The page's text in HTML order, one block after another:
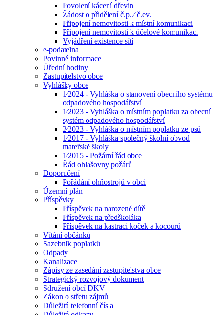
Povolení kácení dřevin
Žádost o přidělení č.p. ⁄ č.ev.
Připojení nemovitosti k místní komunikaci
Připojení nemovitosti k účelové komunikaci
Vyjádření existence sítí
e-podatelna
Povinné informace
Úřední hodiny
Zastupitelstvo obce
Vyhlášky obce
1⁄2024 - Vyhláška o stanovení obecního systému
odpadového hospodářství
1⁄2023 - Vyhláška o místním poplatku za obecní
systém odpadového hospodářství
2⁄2023 - Vyhláška o místním poplatku ze psů
1⁄2017 - Vyhláška společný školní obvod
mateřské školy
1⁄2015 - Požární řád obce
Řád ohlašovny požárů
Doporučení
Pořádání ohňostrojů v obci
Územní plán
Příspěvky
Příspěvek na narozené dítě
Příspěvek na předškoláka
Příspěvek na kastraci koček a kocourů
Vítání občánků
Sazebník poplatků
Odpady
Kanalizace
Zápisy ze zasedání zastupitelstva obce
Strategický rozvojový dokument
Sdružení obcí DKV
Zákon o střetu zájmů
Důležitá telefonní čísla